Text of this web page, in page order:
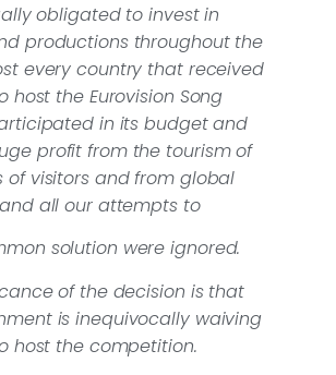
obligated to invest in
productions throughout the
every country that received
host the Eurovision Song
in its budget and
profit from the tourism of
of visitors and from global
all our attempts to
solution were ignored.
of the decision is that
is inequivocally waiving
host the competition.